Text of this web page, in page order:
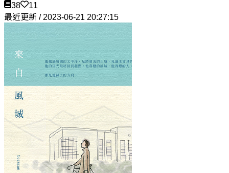
38
11
最近更新 / 2023-06-21 20:27:15